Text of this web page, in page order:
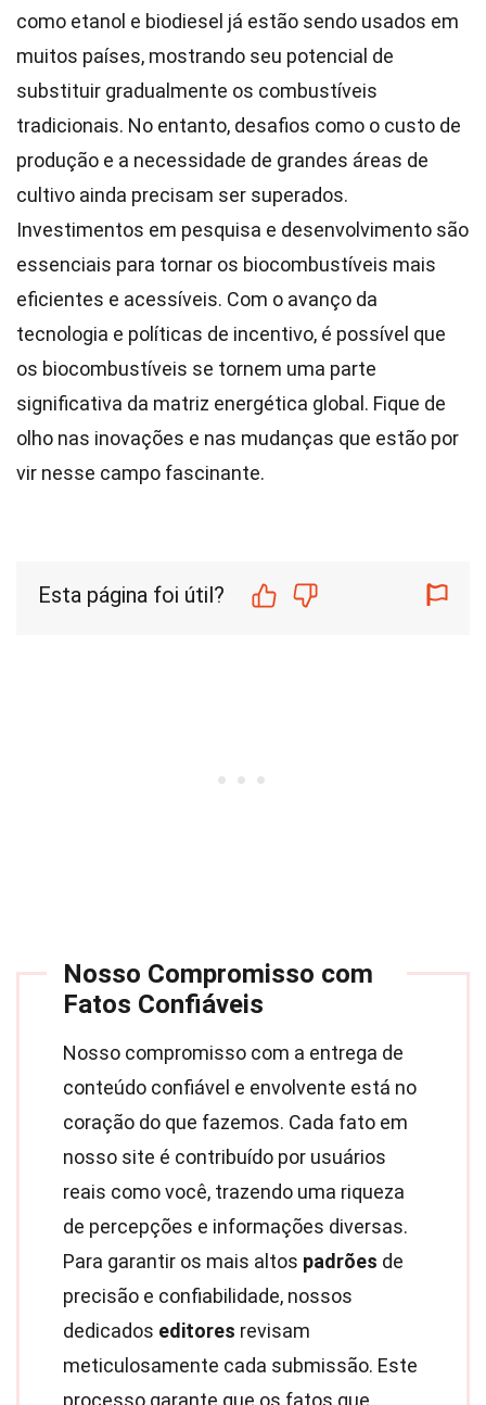
como etanol e biodiesel já estão sendo usados em
muitos países, mostrando seu potencial de
substituir gradualmente os combustíveis
tradicionais. No entanto, desafios como o custo de
produção e a necessidade de grandes áreas de
cultivo ainda precisam ser superados.
Investimentos em pesquisa e desenvolvimento são
essenciais para tornar os biocombustíveis mais
eficientes e acessíveis. Com o avanço da
tecnologia e políticas de incentivo, é possível que
os biocombustíveis se tornem uma parte
significativa da matriz energética global. Fique de
olho nas inovações e nas mudanças que estão por
vir nesse campo fascinante.
Esta página foi útil?
Nosso Compromisso com
Fatos Confiáveis
Nosso compromisso com a entrega de
conteúdo confiável e envolvente está no
coração do que fazemos. Cada fato em
nosso site é contribuído por usuários
reais como você, trazendo uma riqueza
de percepções e informações diversas.
Para garantir os mais altos padrões de
precisão e confiabilidade, nossos
dedicados editores revisam
meticulosamente cada submissão. Este
processo garante que os fatos que